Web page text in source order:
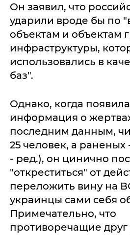
Он заявил, что
ударили вроде бы по
объектам и объектам
инфраструктуры,
использовались в
баз".
Однако, когда
информация о
последним данным,
25 человек, а раненых
- ред.), он цинично
"откреститься" от
переложить вину на
украинцы сами себя
Примечательно, что
противоречащие друг